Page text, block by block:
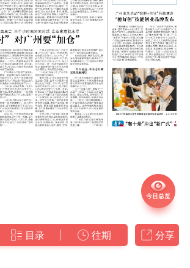
目录 往期 分享